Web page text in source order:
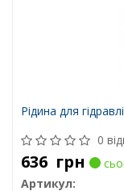
Рідина для
0
636 грн
Артикул: